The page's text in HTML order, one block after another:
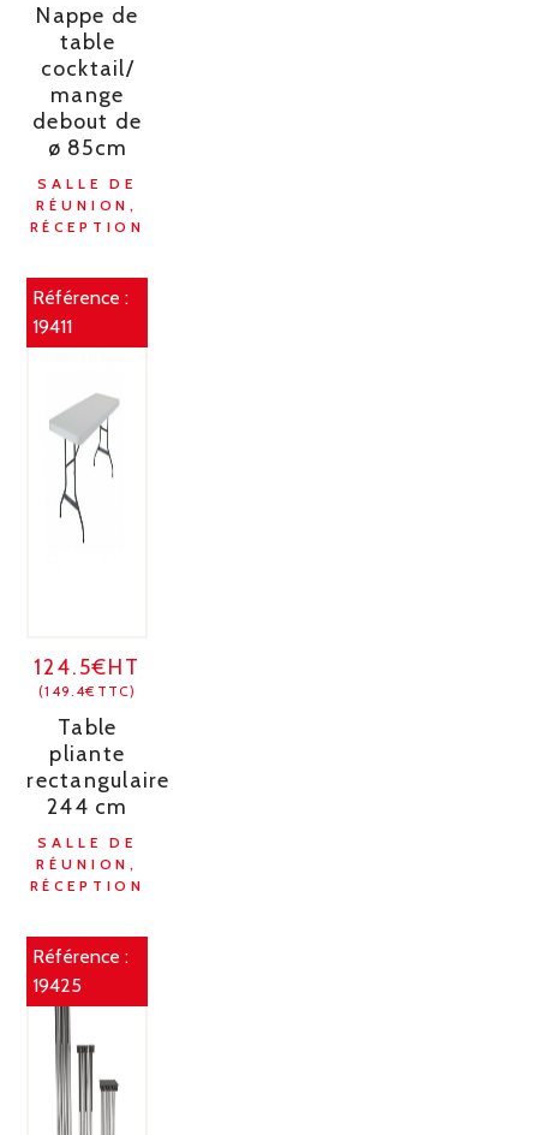
Nappe de
table
cocktail/
mange
debout de
ø 85cm
SALLE DE
RÉUNION,
RÉCEPTION
Référence :
19411
124.5€HT
(149.4€TTC)
Table
pliante
rectangulaire
244 cm
SALLE DE
RÉUNION,
RÉCEPTION
Référence :
19425